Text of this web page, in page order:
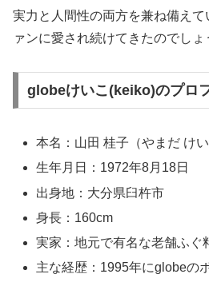
実力と人間性の両方を兼ね備え
ァンに愛され続けてきたのでしょ
globeけいこ(keiko)のプロ
本名：山田 桂子（やまだ けい
生年月日：1972年8月18日
出身地：大分県臼杵市
身長：160cm
実家：地元で有名な老舗ふぐ
主な経歴：1995年にglobeの